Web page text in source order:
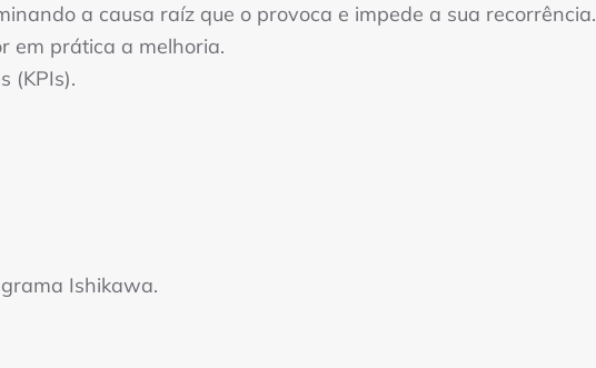
a causa raíz que o provoca e impede a sua recorrência.
em prática a melhoria.
(KPIs).
Ishikawa.